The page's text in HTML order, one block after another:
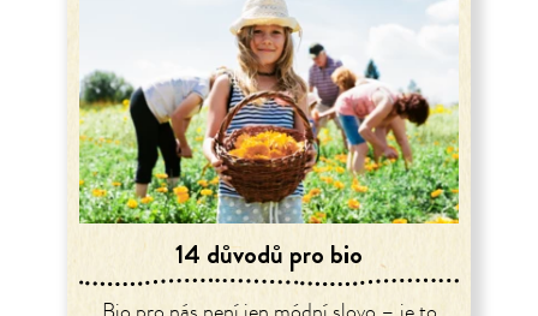
14 důvodů pro bio